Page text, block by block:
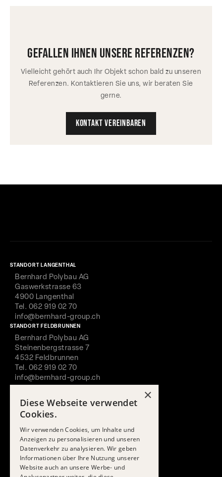
gefallen ihnen unsere referenzen?
Vielleicht gehört auch Ihr Objekt schon bald zu unseren
Referenzen. Kontaktieren Sie uns, wir beraten Sie
gerne.
Kontakt vereinbaren
STANDORT LANGENTHAL
Bernhard Polybau AG
Gaswerkstrasse 63
4900 Langenthal
Tel. 062 919 02 70
info@bernhard-group.ch
STANDORT FELDBRUNNEN
Bernhard Polybau AG
Steinenbergstrasse 7
4532 Feldbrunnen
Tel. 062 919 02 70
info@bernhard-group.ch
Dach
Fassade
Solar
Spenglerei
Unterhalt
Planung & Beratung
UNTERNEHMEN
Über uns
×
Diese Webseite verwendet
Cookies.
Wir verwenden Cookies, um Inhalte und
Anzeigen zu personalisieren und unseren
Datenverkehr zu analysieren. Wir geben
Informationen über Ihre Nutzung unserer
Website auch an unsere Werbe- und